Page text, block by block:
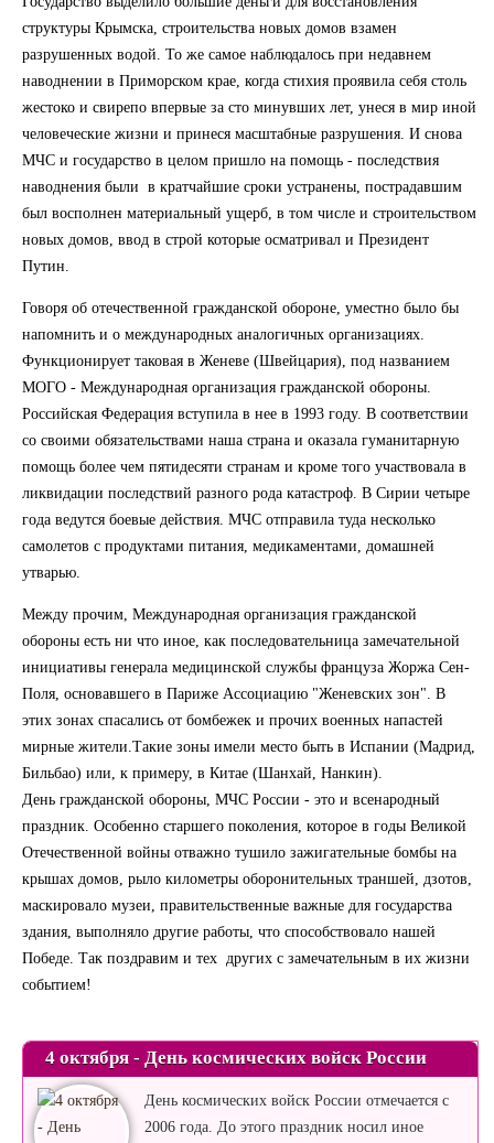
структуры Крымска, строительства новых домов взамен
разрушенных водой. То же самое наблюдалось при недавнем
наводнении в Приморском крае, когда стихия проявила себя столь
жестоко и свирепо впервые за сто минувших лет, унеся в мир иной
человеческие жизни и принеся масштабные разрушения. И снова
МЧС и государство в целом пришло на помощь - последствия
наводнения были в кратчайшие сроки устранены, пострадавшим
был восполнен материальный ущерб, в том числе и строительством
новых домов, ввод в строй которые осматривал и Президент
Путин.
Говоря об отечественной гражданской обороне, уместно было бы
напомнить и о международных аналогичных организациях.
Функционирует таковая в Женеве (Швейцария), под названием
МОГО - Международная организация гражданской обороны.
Российская Федерация вступила в нее в 1993 году. В соответствии
со своими обязательствами наша страна и оказала гуманитарную
помощь более чем пятидесяти странам и кроме того участвовала в
ликвидации последствий разного рода катастроф. В Сирии четыре
года ведутся боевые действия. МЧС отправила туда несколько
самолетов с продуктами питания, медикаментами, домашней
утварью.
Между прочим, Международная организация гражданской
обороны есть ни что иное, как последовательница замечательной
инициативы генерала медицинской службы француза Жоржа Сен-
Поля, основавшего в Париже Ассоциацию "Женевских зон". В
этих зонах спасались от бомбежек и прочих военных напастей
мирные жители.Такие зоны имели место быть в Испании (Мадрид,
Бильбао) или, к примеру, в Китае (Шанхай, Нанкин).
День гражданской обороны, МЧС России - это и всенародный
праздник. Особенно старшего поколения, которое в годы Великой
Отечественной войны отважно тушило зажигательные бомбы на
крышах домов, рыло километры оборонительных траншей, дзотов,
маскировало музеи, правительственные важные для государства
здания, выполняло другие работы, что способствовало нашей
Победе. Так поздравим и тех других с замечательным в их жизни
событием!
4 октября - День космических войск России
День космических войск России отмечается с
2006 года. До этого праздник носил иное